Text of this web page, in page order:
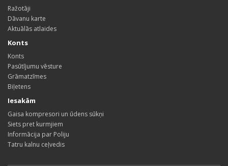
Ražotāji
Dāvanu karte
Aktuālās atlaides
Konts
Konts
Pasūtījumu vēsture
Grāmatzīmes
Biļetens
Iesakām
Gaisa kompresori un ūdens sūkņi
Siets pret kurmjiem
Informācija par Poliju
Tatru kalnu ceļvedis